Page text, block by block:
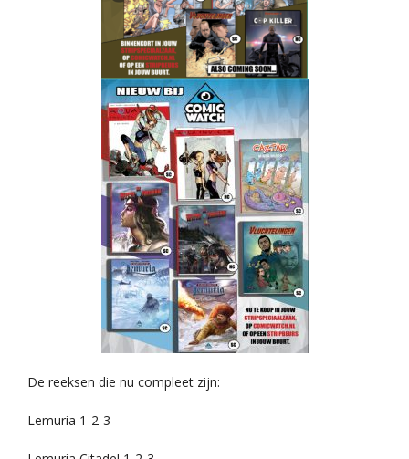
De reeksen die nu compleet zijn:
Lemuria 1-2-3